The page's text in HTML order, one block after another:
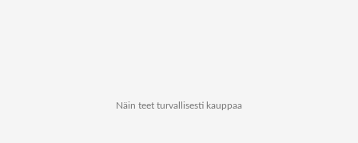
Näin teet turvallisesti kauppaa